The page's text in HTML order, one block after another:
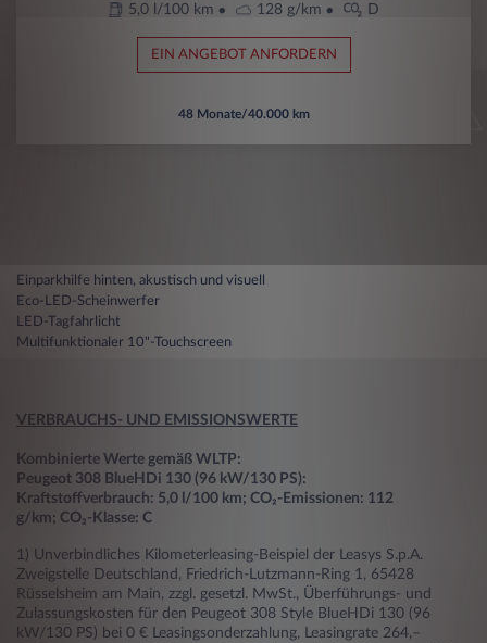
5,0 l/100 km 128 g/km D
EIN ANGEBOT ANFORDERN
48 Monate/40.000 km
Einparkhilfe hinten, akustisch und visuell
Eco-LED-Scheinwerfer
LED-Tagfahrlicht
Multifunktionaler 10"-Touchscreen
VERBRAUCHS- UND EMISSIONSWERTE
Kombinierte Werte gemäß WLTP:
Peugeot 308 BlueHDi 130 (96 kW/130 PS):
Kraftstoffverbrauch: 5,0 l/100 km; CO₂-Emissionen: 112
g/km; CO₂-Klasse: C
1) Unverbindliches Kilometerleasing-Beispiel der Leasys S.p.A.
Zweigstelle Deutschland, Friedrich-Lutzmann-Ring 1, 65428
Rüsselsheim am Main, zzgl. gesetzl. MwSt., Überführungs- und
Zulassungskosten für den Peugeot 308 Style BlueHDi 130 (96
kW/130 PS) bei 0 € Leasingsonderzahlung, Leasingrate 264,–